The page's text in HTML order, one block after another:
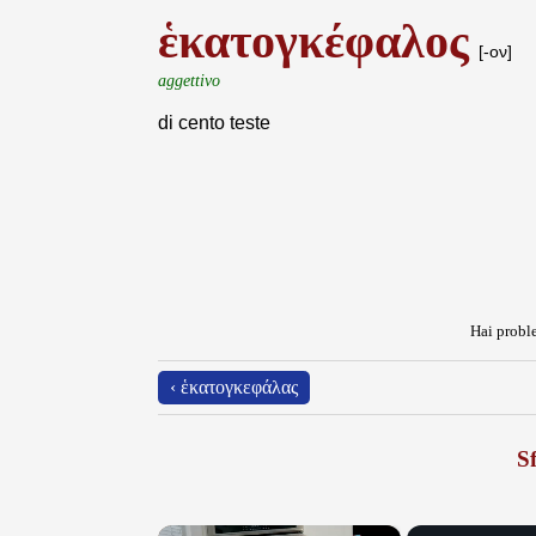
ἑκατογκέφαλος [-ον]
aggettivo
di cento teste
Hai
‹ ἑκατογκεφάλας